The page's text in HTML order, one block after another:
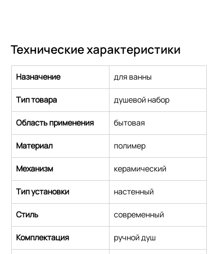
Технические характеристики
Назначение для ванны
Тип товара душевой набор
Область применения бытовая
Материал полимер
Механизм керамический
Тип установки настенный
Стиль современный
Комплектация ручной душ